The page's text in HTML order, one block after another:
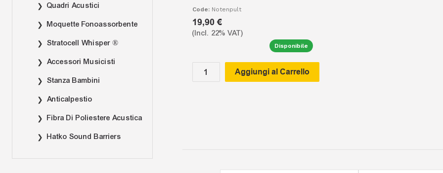
Code: Notenpult
19,90 €
Disponibile
Aggiungi al Carrello
Quadri Acustici
Moquette Fonoassorbente
Stratocell Whisper ®
Accessori Musicisti
Stanza Bambini
Anticalpestio
Fibra Di Poliestere Acustica
Hatko Sound Barriers